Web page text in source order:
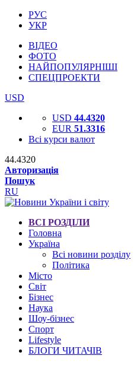
РУС
УКР
ВІДЕО
ФОТО
НАЙПОПУЛЯРНІШІ
СПЕЦПРОЕКТИ
USD
USD 44.4320
EUR 51.3316
Всі курси валют
44.4320
Авторизація
Пошук
RU
ВСІ РОЗДІЛИ
Головна
Україна
Всі новини розділу
Політика
Місто
Світ
Бізнес
Наука
Шоу-бізнес
Спорт
Lifestyle
БЛОГИ ЧИТАЧІВ